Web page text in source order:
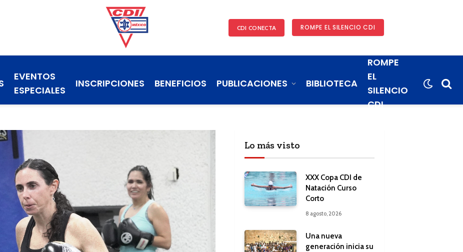
CDI CONECTA ROMPE EL SILENCIO CDI
EVENTOS
ESPECIALES
INSCRIPCIONES BENEFICIOS PUBLICACIONES BIBLIOTECA
ROMPE
EL
SILENCIO
CDI
Lo más visto
XXX Copa CDI de
Natación Curso
Corto
8 agosto, 2026
Una nueva
generación inicia su